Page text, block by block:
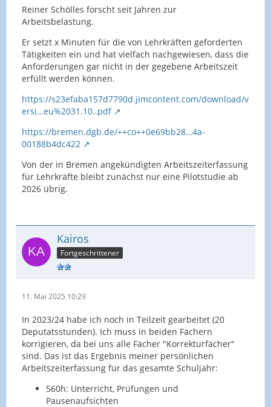
Reiner Schölles forscht seit Jahren zur
Arbeitsbelastung.
Er setzt x Minuten für die von Lehrkräften geforderten
Tätigkeiten ein und hat vielfach nachgewiesen, dass die
Anforderungen gar nicht in der gegebene Arbeitszeit
erfüllt werden können.
https://s23efaba157d7790d.jimcontent.com/download/v
ersi…eu%2031.10..pdf
https://bremen.dgb.de/++co++0e69bb28…4a-
00188b4dc422
Von der in Bremen angekündigten Arbeitszeiterfassung
für Lehrkräfte bleibt zunächst nur eine Pilotstudie ab
2026 übrig.
Kairos
Fortgeschrittener
11. Mai 2025 10:29
In 2023/24 habe ich noch in Teilzeit gearbeitet (20
Deputatsstunden). Ich muss in beiden Fächern
korrigieren, da bei uns alle Fächer "Korrekturfächer"
sind. Das ist das Ergebnis meiner persönlichen
Arbeitszeiterfassung für das gesamte Schuljahr:
560h: Unterricht, Prüfungen und
Pausenaufsichten